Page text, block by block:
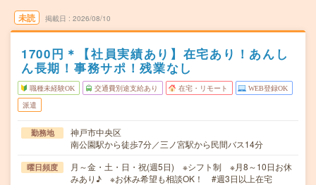
未読 掲載日 2026/08/10
1700円＊【社員実績あり】在宅あり！あんし
ん長期！事務サポ！残業なし
職種未経験OK 交通費別途支給あり 在宅・リモート WEB登録OK
派遣
勤務地
神戸市中央区
南公園駅から徒歩7分／三ノ宮駅から民間バス14分
曜日頻度
月～金・土・日・祝(週5日) ※シフト制 ※月8～10日お休
みあり♪ ※お休み希望も相談OK！ #週3日以上在宅